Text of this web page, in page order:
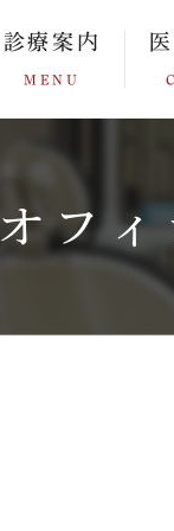
診療案内
MENU
オフ